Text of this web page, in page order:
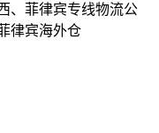
、菲律宾专线物流公
律宾海外仓